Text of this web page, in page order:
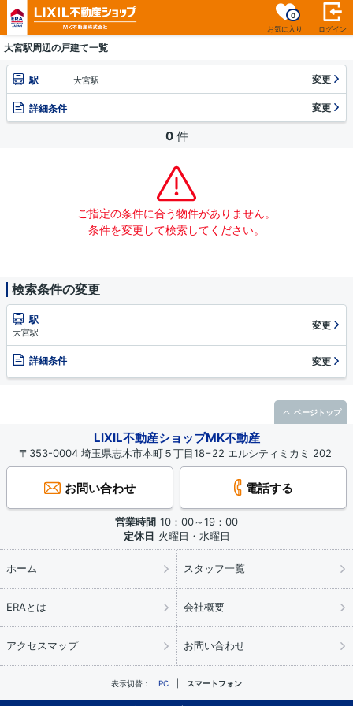
お気に入り
0
ログイン
大宮駅周辺の戸建て一覧
駅 大宮駅 変更
詳細条件 変更
0 件
ご指定の条件に合う物件がありません。
条件を変更して検索してください。
検索条件の変更
駅
大宮駅
変更
詳細条件 変更
LIXIL不動産ショップMK不動産
〒353-0004 埼玉県志木市本町５丁目18−22 エルシティミカミ 202
お問い合わせ 電話する
営業時間 10：00～19：00
定休日 火曜日・水曜日
ホーム スタッフ一覧
ERAとは 会社概要
アクセスマップ お問い合わせ
表示切替： PC スマートフォン
ページトップ